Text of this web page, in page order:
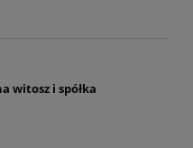
witosz i spółka